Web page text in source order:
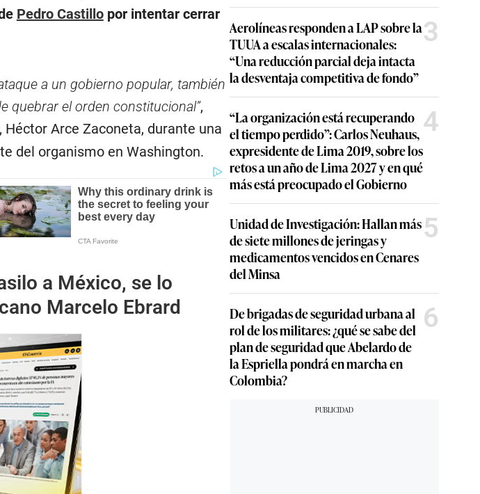
Pedro Castillopor intentar cerrar
a un gobierno popular, también
quebrar el orden constitucional”,
Héctor Arce Zaconeta, durante una
del organismo en Washington.
a México, se lo
Marcelo Ebrard
Aerolíneas responden a LAP sobre la
TUUA a escalas internacionales:
“Una reducción parcial deja intacta
la desventaja competitiva de fondo”
3
“La organización está recuperando
el tiempo perdido”: Carlos Neuhaus,
expresidente de Lima 2019, sobre los
retos a un año de Lima 2027 y en qué
más está preocupado el Gobierno
4
Unidad de Investigación: Hallan más
de siete millones de jeringas y
medicamentos vencidos en Cenares
del Minsa
5
De brigadas de seguridad urbana al
rol de los militares: ¿qué se sabe del
plan de seguridad que Abelardo de
la Espriella pondrá en marcha en
Colombia?
6